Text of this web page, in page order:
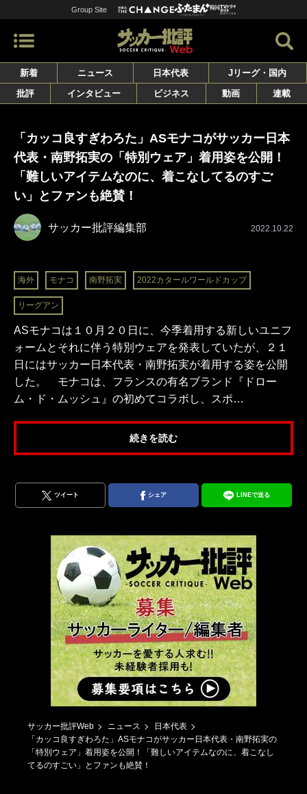
Group Site
新着 ニュース 日本代表
Jリーグ・国内
批評
インタビュー ビジネス 動画 連載
「カッコ良すぎわろた」ASモナコがサッカー日本
代表・南野拓実の「特別ウェア」着用姿を公開！
「難しいアイテムなのに、着こなしてるのすご
い」とファンも絶賛！
サッカー批評編集部 2022.10.22
海外 モナコ 南野拓実 2022カタールワールドカップ
リーグアン
ASモナコは１０月２０日に、今季着用する新しいユニフ
ォームとそれに伴う特別ウェアを発表していたが、２１
日にはサッカー日本代表・南野拓実が着用する姿を公開
した。 モナコは、フランスの有名ブランド『ドロー
ム・ド・ムッシュ』の初めてコラボし、スポ…
続きを読む
ツイート シェア LINEで送る
サッカー批評Web ニュース
日本代表
「カッコ良すぎわろた」ASモナコがサッカー日本代表・南野拓実の
「特別ウェア」着用姿を公開！「難しいアイテムなのに、着こなし
てるのすごい」とファンも絶賛！